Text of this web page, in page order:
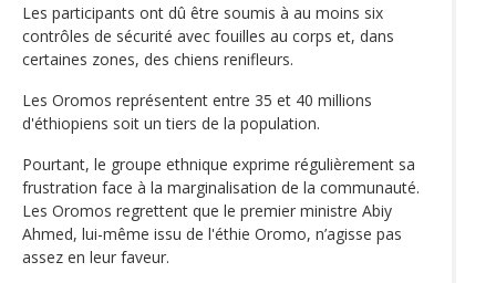
Les participants ont dû être soumis à au moins six
contrôles de sécurité avec fouilles au corps et, dans
certaines zones, des chiens renifleurs.
Les Oromos représentent entre 35 et 40 millions
d'éthiopiens soit un tiers de la population.
Pourtant, le groupe ethnique exprime régulièrement sa
frustration face à la marginalisation de la communauté.
Les Oromos regrettent que le premier ministre Abiy
Ahmed, lui-même issu de l'éthie Oromo, n’agisse pas
assez en leur faveur.